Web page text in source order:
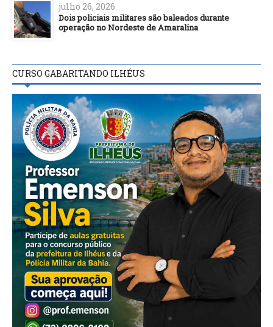
julho 26, 2026
Dois policiais militares são baleados durante
operação no Nordeste de Amaralina
CURSO GABARITANDO ILHÉUS